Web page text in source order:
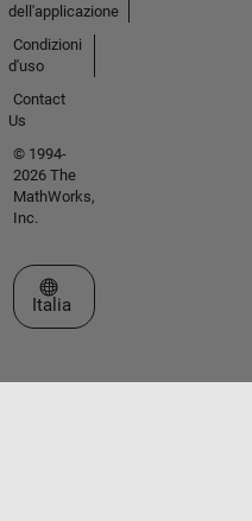
dell'applicazione
Condizioni
d'uso
Contact
Us
© 1994-
2026 The
MathWorks,
Inc.
Seleziona un sito web
Italia